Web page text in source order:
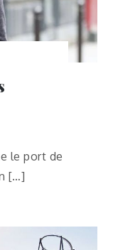
le port de
[…]